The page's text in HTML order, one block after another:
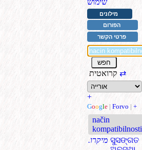
שימוש
מילונים
הפורום
פרטי הקשר
⇄
+
Google | Forvo | +
način
kompatibilnosti
.מיקרו ସୁସଙ୍ଗତ